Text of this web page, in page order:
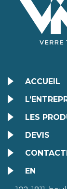
ACCUEIL
LES
DEVIS
EN